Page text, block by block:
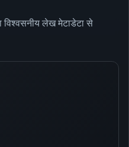
विश्वसनीय लेख मेटाडेटा से